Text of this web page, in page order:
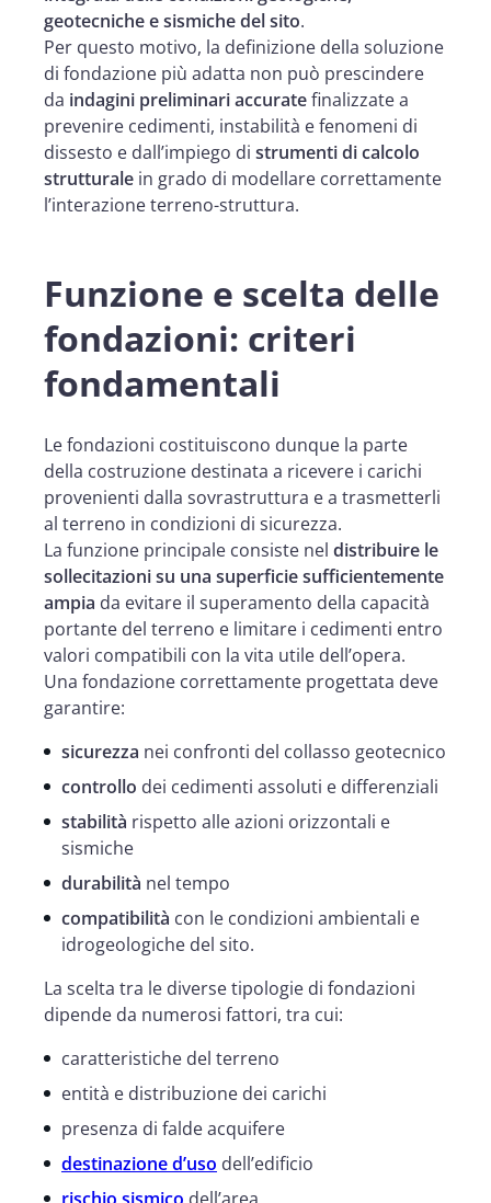
geotecniche e sismiche del sito.
Per questo motivo, la definizione della soluzione
di fondazione più adatta non può prescindere
da indagini preliminari accuratefinalizzate a
prevenire cedimenti, instabilità e fenomeni di
dissesto e dall’impiego di strumenti di calcolo
strutturale in grado di modellare correttamente
l’interazione terreno-struttura.
Funzione e scelta delle
fondazioni: criteri
fondamentali
Le fondazioni costituiscono dunque la parte
della costruzione destinata a ricevere i carichi
provenienti dalla sovrastruttura e a trasmetterli
al terreno in condizioni di sicurezza.
La funzione principale consiste nel distribuire le
sollecitazioni su una superficie sufficientemente
ampia da evitare il superamento della capacità
portante del terreno e limitare i cedimenti entro
valori compatibili con la vita utile dell’opera.
Una fondazione correttamente progettata deve
garantire:
sicurezza nei confronti del collasso geotecnico
controllo dei cedimenti assoluti e differenziali
stabilità rispetto alle azioni orizzontali e
sismiche
durabilità nel tempo
compatibilità con le condizioni ambientali e
idrogeologiche del sito.
La scelta tra le diverse tipologie di fondazioni
dipende da numerosi fattori, tra cui:
caratteristiche del terreno
entità e distribuzione dei carichi
presenza di falde acquifere
destinazione d’uso dell’edificio
rischio sismico dell’area